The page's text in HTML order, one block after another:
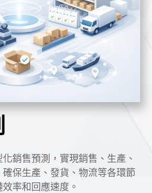
銷售預測，實現銷售、生產、
保生產、發貨、物流等各環節
率和回應速度。